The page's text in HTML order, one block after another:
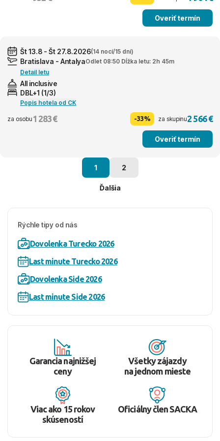
Overiť termín
Št 13.8 - Št 27.8.2026(14 nocí/15 dní)
Bratislava - AntalyaOdlet 08:50 Dĺžka letu: 2h 45m
Detail letu
All inclusive
DBL+1 (1/3)
Popis hotela od CK
za osobu 1 283 € -33% za skupinu2 566 €
Overiť termín
1 2
Ďalšia
Rýchle tipy od nás
Dovolenka Turecko 2026
Last minute Turecko 2026
Dovolenka Side 2026
Last minute Side 2026
Garancia najnižšej
ceny
Všetky zájazdy
na jednom mieste
Viac ako 15 rokov
skúseností
Oficiálny člen SACKA